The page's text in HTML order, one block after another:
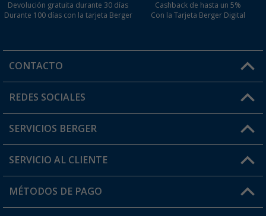
Devolución gratuita durante 30 días
Durante 100 días con la tarjeta Berger
Cashback de hasta un 5%
Con la Tarjeta Berger Digital
CONTACTO
Horario de atención al cliente:
¿Tienes alguna duda?
REDES SOCIALES
SERVICIOS BERGER
Conviértete en distribuidor
Mi cuenta
SERVICIO AL CLIENTE
FAQ y Contacto
MÉTODOS DE PAGO